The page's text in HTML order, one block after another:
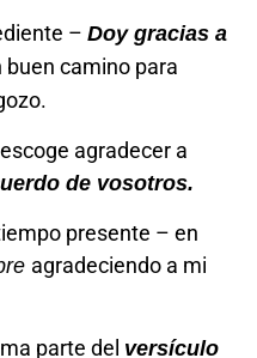
– Doy gracias a
camino para
agradecer a
de vosotros.
presente – en
agradeciendo a mi
parte del versículo